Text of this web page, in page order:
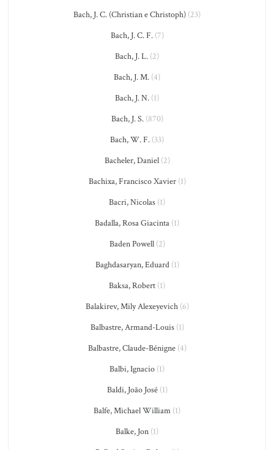
Bach, J. C. (Christian e Christoph) (23)
Bach, J. C. F.(7)
Bach, J. L. (2)
Bach, J. M. (4)
Bach, J. N. (1)
Bach, J. S.(870)
Bach, W. F. (33)
Bacheler, Daniel(2)
Bachixa, Francisco Xavier(1)
Bacri, Nicolas (1)
Badalla, Rosa Giacinta (1)
Baden Powell(2)
Baghdasaryan, Eduard(1)
Baksa, Robert (1)
Balakirev, Mily Alexeyevich(6)
Balbastre, Armand-Louis(1)
Balbastre, Claude-Bénigne(4)
Balbi, Ignacio (1)
Baldi, João José(1)
Balfe, Michael William (1)
Balke, Jon (1)